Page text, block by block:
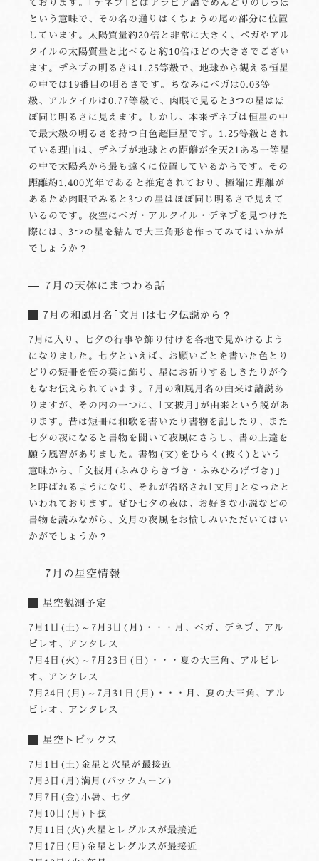
という意味で、その名の通りはくちょうの尾の部分に位置
しています。太陽質量約20倍と非常に大きく、ベガやアル
タイルの太陽質量と比べると約10倍ほどの大きさでござい
ます。デネブの明るさは1.25等級で、地球から観える恒星
の中では19番目の明るさです。ちなみにベガは0.03等
級、アルタイルは0.77等級で、肉眼で見ると3つの星はほ
ぼ同じ明るさに見えます。しかし、本来デネブは恒星の中
で最大級の明るさを持つ白色超巨星です。1.25等級とされ
ている理由は、デネブが地球との距離が全天21ある一等星
の中で太陽系から最も遠くに位置しているからです。その
距離約1,400光年であると推定されており、極端に距離が
あるため肉眼でみると3つの星はほぼ同じ明るさで見えて
いるのです。夜空にベガ・アルタイル・デネブを見つけた
際には、3つの星を結んで大三角形を作ってみてはいかが
でしょうか？
7月の天体にまつわる話
7月の和風月名｢文月｣は七夕伝説から？
7月に入り、七夕の行事や飾り付けを各地で見かけるよう
になりました。七夕といえば、お願いごとを書いた色とり
どりの短冊を笹の葉に飾り、星にお祈りするしきたりが今
もなお伝えられています。7月の和風月名の由来は諸説あ
りますが、その内の一つに、｢文披月｣が由来という説があ
ります。昔は短冊に和歌を書いたり書物を記したり、また
七夕の夜になると書物を開いて夜風にさらし、書の上達を
願う風習がありました。書物(文)をひらく(披く)という
意味から、｢文披月(ふみひらきづき・ふみひろげづき)｣
と呼ばれるようになり、それが省略され｢文月｣となったと
いわれております。ぜひ七夕の夜は、お好きな小説などの
書物を読みながら、文月の夜風をお愉しみいただいてはい
かがでしょうか？
7月の星空情報
星空観測予定
7月1日(土)～7月3日(月)・・・月、ベガ、デネブ、アル
ビレオ、アンタレス
7月4日(火)～7月23日(日)・・・夏の大三角、アルビレ
オ、アンタレス
7月24日(月)～7月31日(月)・・・月、夏の大三角、アル
ビレオ、アンタレス
星空トピックス
7月1日(土)金星と火星が最接近
7月3日(月)満月(バックムーン)
7月7日(金)小暑、七夕
7月10日(月)下弦
7月11日(火)火星とレグルスが最接近
7月17日(月)金星とレグルスが最接近